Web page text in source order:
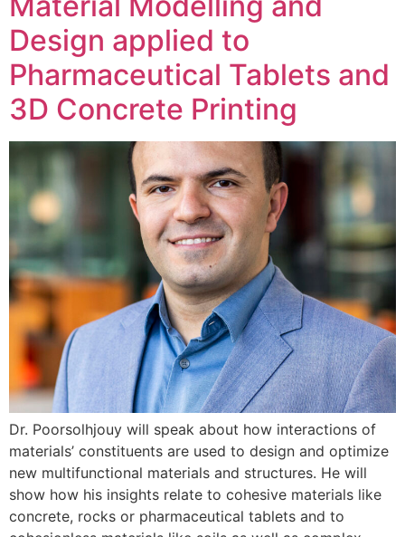
Design applied to
Pharmaceutical Tablets and
3D Concrete Printing
Dr. Poorsolhjouy will speak about how interactions of
materials’ constituents are used to design and optimize
new multifunctional materials and structures. He will
show how his insights relate to cohesive materials like
concrete, rocks or pharmaceutical tablets and to